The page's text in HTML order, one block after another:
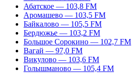
Абатское — 103,8 FM
Аромашево — 103,5 FM
Байкалово — 105,5 FM
Бердюжье — 103,2 FM
Большое Сорокино — 102,7 FM
Вагай — 97,0 FM
Викулово — 103,6 FM
Голышманово — 105,4 FM